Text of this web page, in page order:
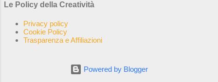
contestualizziamo questo strano fenomeno.
Le Policy della Creatività
Privacy policy
Cookie Policy
Trasparenza e Affiliazioni
Powered by Blogger